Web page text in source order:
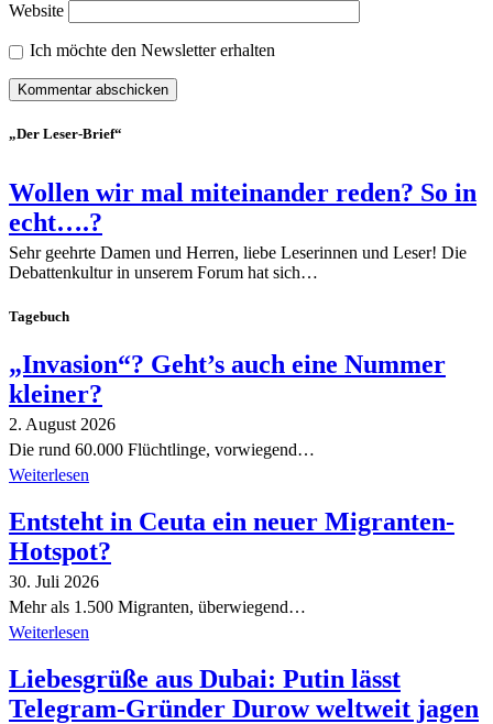
Website
Ich möchte den Newsletter erhalten
„Der Leser-Brief“
Wollen wir mal miteinander reden? So in
echt….?
Sehr geehrte Damen und Herren, liebe Leserinnen und Leser! Die
Debattenkultur in unserem Forum hat sich…
Tagebuch
„Invasion“? Geht’s auch eine Nummer
kleiner?
2. August 2026
Die rund 60.000 Flüchtlinge, vorwiegend…
Weiterlesen
Entsteht in Ceuta ein neuer Migranten-
Hotspot?
30. Juli 2026
Mehr als 1.500 Migranten, überwiegend…
Weiterlesen
Liebesgrüße aus Dubai: Putin lässt
Telegram-Gründer Durow weltweit jagen